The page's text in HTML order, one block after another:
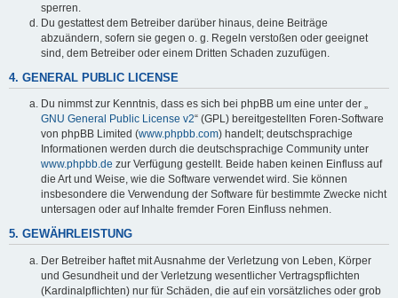
sperren.
Du gestattest dem Betreiber darüber hinaus, deine Beiträge
abzuändern, sofern sie gegen o. g. Regeln verstoßen oder geeignet
sind, dem Betreiber oder einem Dritten Schaden zuzufügen.
4. GENERAL PUBLIC LICENSE
Du nimmst zur Kenntnis, dass es sich bei phpBB um eine unter der „
GNU General Public License v2“ (GPL) bereitgestellten Foren-Software
von phpBB Limited (www.phpbb.com) handelt; deutschsprachige
Informationen werden durch die deutschsprachige Community unter
www.phpbb.de zur Verfügung gestellt. Beide haben keinen Einfluss auf
die Art und Weise, wie die Software verwendet wird. Sie können
insbesondere die Verwendung der Software für bestimmte Zwecke nicht
untersagen oder auf Inhalte fremder Foren Einfluss nehmen.
5. GEWÄHRLEISTUNG
Der Betreiber haftet mit Ausnahme der Verletzung von Leben, Körper
und Gesundheit und der Verletzung wesentlicher Vertragspflichten
(Kardinalpflichten) nur für Schäden, die auf ein vorsätzliches oder grob